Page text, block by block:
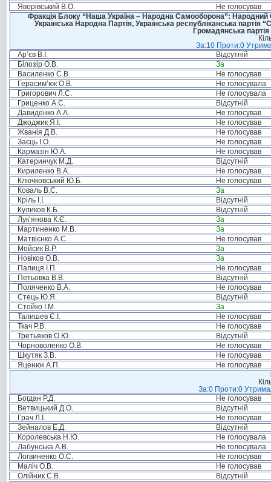
Яворівський В.О.
Не голосував
Фракція Блоку “Наша Україна – Народна Самооборона”: Народний
Українська Народна Партія, Українська республіканська
Громадянська
За:10 Проти:0
Ар’єв В.І.
Відсутній
Білозір О.В.
За
Василенко С.В.
Не голосував
Герасим’юк О.В.
Не голосувала
Григорович Л.С.
Не голосувала
Гриценко А.С.
Відсутній
Давиденко А.А.
Не голосував
Джоджик Я.І.
Не голосував
Жванія Д.В.
Не голосував
Заєць І.О.
Не голосував
Кармазін Ю.А.
Не голосував
Катеринчук М.Д.
Відсутній
Кириленко В.А.
Не голосував
Ключковський Ю.Б.
Не голосував
Коваль В.С.
За
Кріль І.І.
Відсутній
Куликов К.Б.
Відсутній
Лук’янова К.Є.
За
Мартиненко М.В.
За
Матвієнко А.С.
Не голосував
Мойсик В.Р.
За
Новіков О.В.
За
Палиця І.П.
Не голосував
Петьовка В.В.
Відсутній
Поляченко В.А.
Не голосував
Стець Ю.Я.
Відсутній
Стойко І.М.
За
Талишев Є.І.
Не голосував
Ткач Р.В.
Не голосував
Третьяков О.Ю.
Відсутній
Чорноволенко О.В.
Не голосував
Шкутяк З.В.
Не голосував
Яценюк А.П.
Не голосував
За:0 Проти:0
Богдан Р.Д.
Не голосував
Ветвицький Д.О.
Відсутній
Грач Л.І.
Не голосував
Зейналов Е.Д.
Відсутній
Королевська Н.Ю.
Не голосувала
Лабунська А.В.
Не голосувала
Логвиненко О.С.
Не голосував
Маліч О.В.
Не голосував
Олійник С.В.
Відсутній